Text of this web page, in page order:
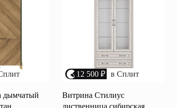
дымчатый
12 500 ₽ в Сплит
Витрина Стилиус
лиственница сибирская